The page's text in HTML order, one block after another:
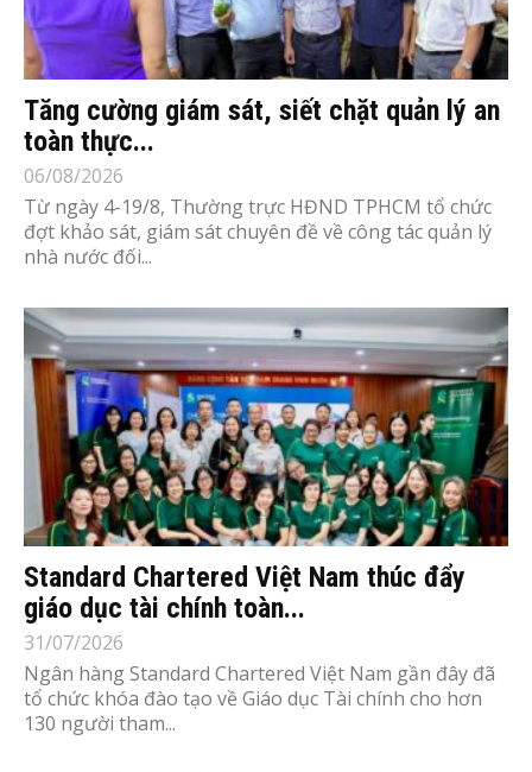
Tăng cường giám sát, siết chặt quản lý an
toàn thực...
06/08/2026
Từ ngày 4-19/8, Thường trực HĐND TPHCM tổ chức
đợt khảo sát, giám sát chuyên đề về công tác quản lý
nhà nước đối...
Standard Chartered Việt Nam thúc đẩy
giáo dục tài chính toàn...
31/07/2026
Ngân hàng Standard Chartered Việt Nam gần đây đã
tổ chức khóa đào tạo về Giáo dục Tài chính cho hơn
130 người tham...